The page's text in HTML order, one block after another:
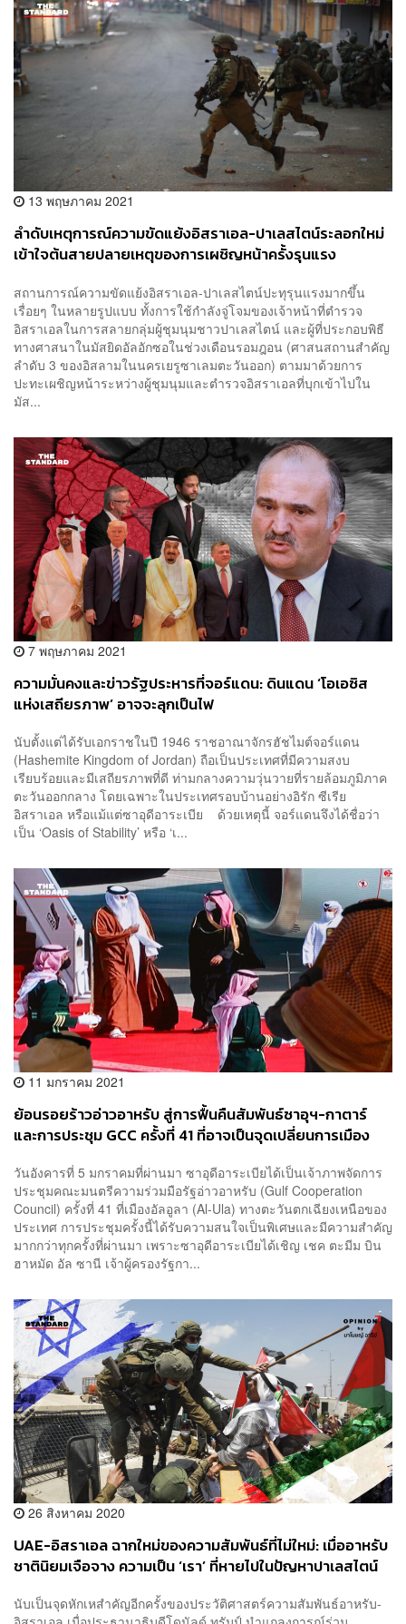
13 พฤษภาคม 2021
ลำดับเหตุการณ์ความขัดแย้งอิสราเอล-ปาเลสไตน์ระลอกใหม่
เข้าใจต้นสายปลายเหตุของการเผชิญหน้าครั้งรุนแรง
สถานการณ์ความขัดแย้งอิสราเอล-ปาเลสไตน์ปะทุรุนแรงมากขึ้น
เรื่อยๆ ในหลายรูปแบบ ทั้งการใช้กำลังจู่โจมของเจ้าหน้าที่ตำรวจ
อิสราเอลในการสลายกลุ่มผู้ชุมนุมชาวปาเลสไตน์ และผู้ที่ประกอบพิธี
ทางศาสนาในมัสยิดอัลอักซอในช่วงเดือนรอมฎอน (ศาสนสถานสำคัญ
ลำดับ 3 ของอิสลามในนครเยรูซาเลมตะวันออก) ตามมาด้วยการ
ปะทะเผชิญหน้าระหว่างผู้ชุมนุมและตำรวจอิสราเอลที่บุกเข้าไปใน
มัส...
7 พฤษภาคม 2021
ความมั่นคงและข่าวรัฐประหารที่จอร์แดน: ดินแดน ‘โอเอซิส
แห่งเสถียรภาพ’ อาจจะลุกเป็นไฟ
นับตั้งแต่ได้รับเอกราชในปี 1946 ราชอาณาจักรฮัชไมต์จอร์แดน
(Hashemite Kingdom of Jordan) ถือเป็นประเทศที่มีความสงบ
เรียบร้อยและมีเสถียรภาพที่ดี ท่ามกลางความวุ่นวายที่รายล้อมภูมิภาค
ตะวันออกกลาง โดยเฉพาะในประเทศรอบบ้านอย่างอิรัก ซีเรีย
อิสราเอล หรือแม้แต่ซาอุดีอาระเบีย ด้วยเหตุนี้ จอร์แดนจึงได้ชื่อว่า
เป็น ‘Oasis of Stability’ หรือ ‘เ...
11 มกราคม 2021
ย้อนรอยร้าวอ่าวอาหรับ สู่การฟื้นคืนสัมพันธ์ซาอุฯ-กาตาร์
และการประชุม GCC ครั้งที่ 41 ที่อาจเป็นจุดเปลี่ยนการเมือง
วันอังคารที่ 5 มกราคมที่ผ่านมา ซาอุดีอาระเบียได้เป็นเจ้าภาพจัดการ
ประชุมคณะมนตรีความร่วมมือรัฐอ่าวอาหรับ (Gulf Cooperation
Council) ครั้งที่ 41 ที่เมืองอัลอูลา (Al-Ula) ทางตะวันตกเฉียงเหนือของ
ประเทศ การประชุมครั้งนี้ได้รับความสนใจเป็นพิเศษและมีความสำคัญ
มากกว่าทุกครั้งที่ผ่านมา เพราะซาอุดีอาระเบียได้เชิญ เชค ตะมีม บิน
ฮาหมัด อัล ซานี เจ้าผู้ครองรัฐกา...
26 สิงหาคม 2020
UAE-อิสราเอล ฉากใหม่ของความสัมพันธ์ที่ไม่ใหม่: เมื่ออาหรับ
ชาตินิยมเจือจาง ความเป็น ‘เรา’ ที่หายไปในปัญหาปาเลสไตน์
นับเป็นจุดหักเหสำคัญอีกครั้งของประวัติศาสตร์ความสัมพันธ์อาหรับ-